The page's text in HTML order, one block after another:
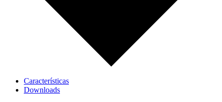
Características
Downloads